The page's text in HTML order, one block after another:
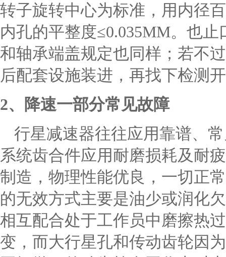
转子旋转中心为标准，用内径
内孔的平整度≤0.035MM。也
和轴承端盖规定也同样；若不
后配套设施装进，再找下检测
2、降速一部分常见故障
行星减速器往往应用靠谱、
系统齿合件应用耐磨损耗及耐
制造，物理性能优良，一切正
的无效方式主要是油少或润化
相互配合处于工作员中磨擦热
变，而大行星孔和传动齿轮因